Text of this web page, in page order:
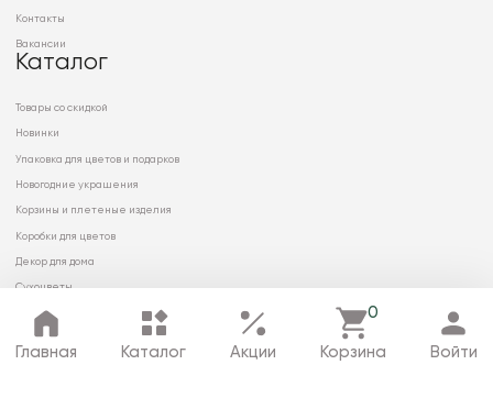
Главная Каталог Акции
0
Корзина Войти
Контакты
Вакансии
Каталог
Товары со скидкой
Новинки
Упаковка для цветов и подарков
Новогодние украшения
Корзины и плетеные изделия
Коробки для цветов
Декор для дома
Сухоцветы
© 2026 ООО «МИРРЭЙ»